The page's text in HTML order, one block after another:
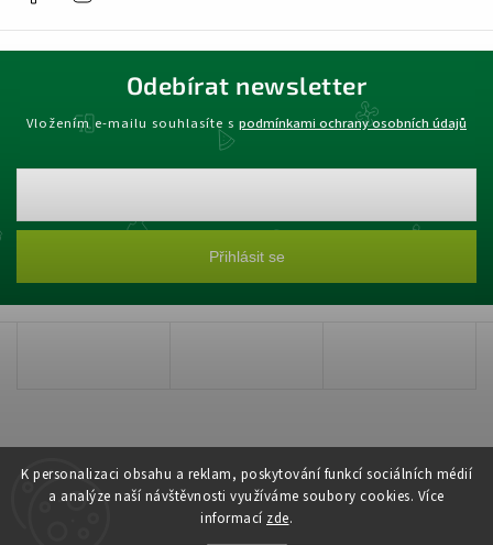
K personalizaci obsahu a reklam, poskytování funkcí sociálních médií
a analýze naší návštěvnosti využíváme soubory cookies. Více
informací zde.
Odebírat newsletter
Vložením e-mailu souhlasíte s podmínkami ochrany osobních údajů
Přihlásit se
Zahradnictví Šťastný. Všechna práva vyhrazena.